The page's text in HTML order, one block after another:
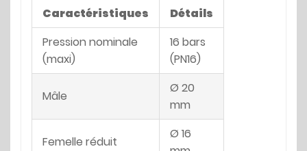
Caractéristiques
Détails
Pression nominale
(maxi)
16 bars
(PN16)
Mâle
Ø 20
mm
Femelle réduit
Ø 16